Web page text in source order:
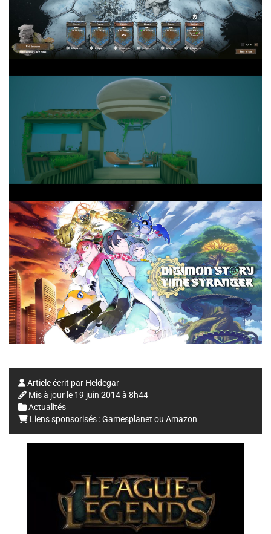
Article écrit par Heldegar
Mis à jour le 19 juin 2014 à 8h44
Actualités
Liens sponsorisés :Gamesplanet ou Amazon